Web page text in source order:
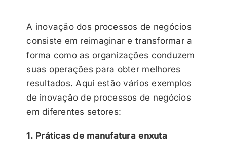
A inovação dos processos de negócios
consiste em reimaginar e transformar a
forma como as organizações conduzem
suas operações para obter melhores
resultados. Aqui estão vários exemplos
de inovação de processos de negócios
em diferentes setores:
1. Práticas de manufatura enxuta